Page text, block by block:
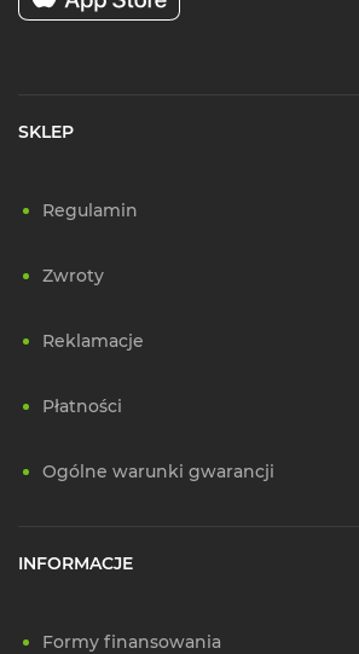
SKLEP
Regulamin
Zwroty
Reklamacje
Płatności
Ogólne warunki gwarancji
INFORMACJE
Formy finansowania